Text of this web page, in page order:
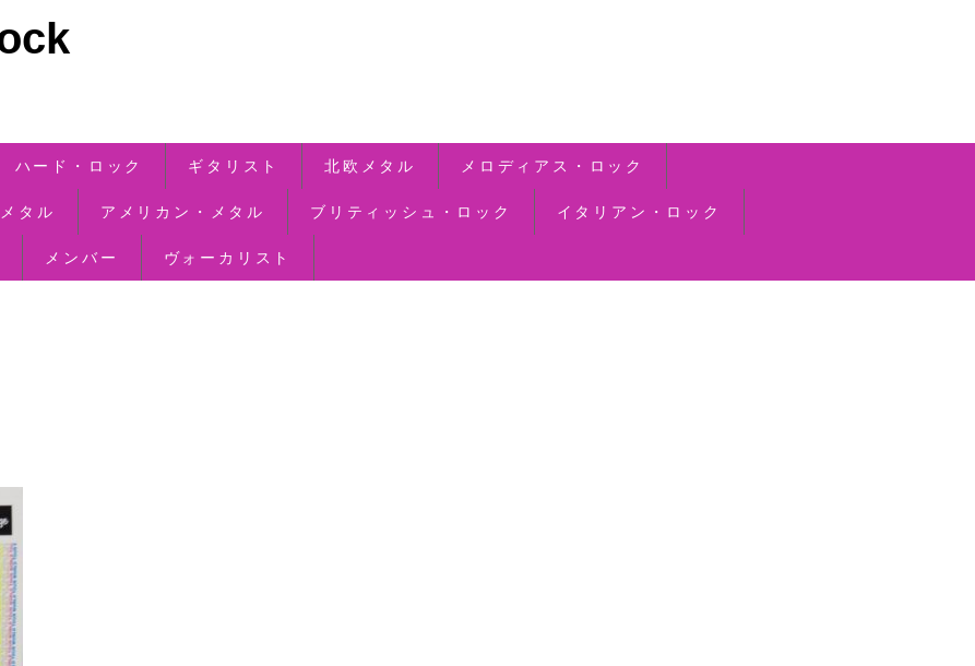
ハード・ロック ギタリスト 北欧メタル メロディアス・ロック
タル アメリカン・メタル ブリティッシュ・ロック イタリアン・ロック
メンバー ヴォーカリスト